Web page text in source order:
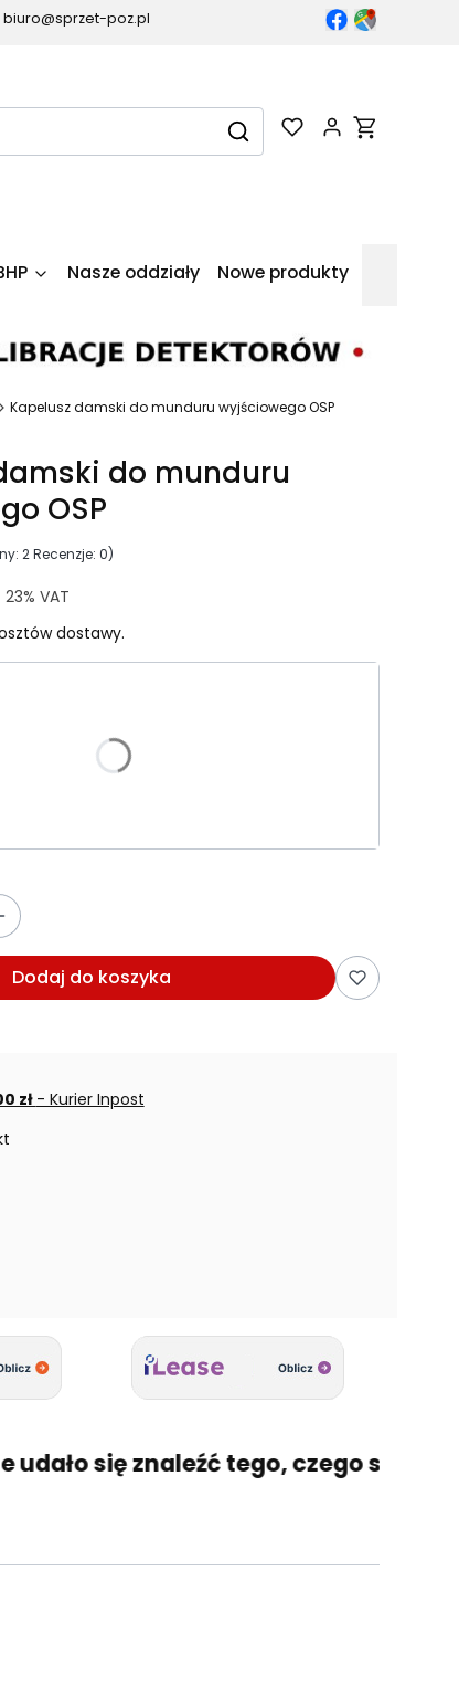
biuro@sprzet-poz.pl
WyczyśćSzukaj
Produkty w
Nasze oddziały Nowe produkty
Kapelusz damski do munduru wyjściowego OSP
do munduru
OSP
2 Recenzje: 0)
sekcji Opinie
23% VAT
dostawy.
Dodaj do koszyka
zł- Kurier Inpost
się znaleźć tego, czego szukasz?